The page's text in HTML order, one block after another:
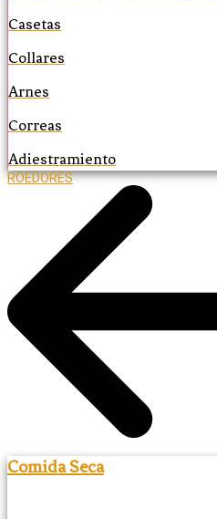
Casetas
Collares
Arnes
Correas
Adiestramiento
ROEDORES
Comida Seca